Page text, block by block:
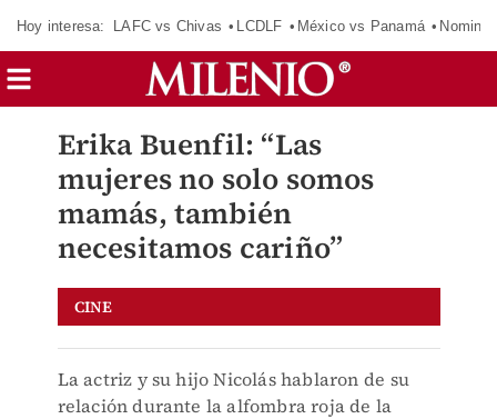
Hoy interesa: LAFC vs Chivas LCDLF México vs Panamá
Erika Buenfil: “Las
mujeres no solo somos
mamás, también
necesitamos cariño”
CINE
La actriz y su hijo Nicolás hablaron de su
relación durante la alfombra roja de la